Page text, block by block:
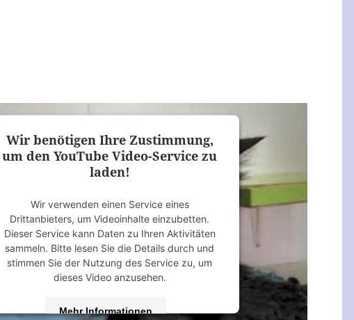
Wir benötigen Ihre Zustimmung,
um den YouTube Video-Service zu
laden!
Wir verwenden einen Service eines
Drittanbieters, um Videoinhalte einzubetten.
Dieser Service kann Daten zu Ihren Aktivitäten
sammeln. Bitte lesen Sie die Details durch und
stimmen Sie der Nutzung des Service zu, um
dieses Video anzusehen.
Mehr Informationen